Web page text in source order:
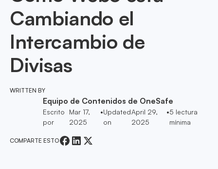
Cambiando el
Intercambio de
Divisas
WRITTEN BY
Equipo de Contenidos de OneSafe
Escrito
por
Mar 17,
2025
•Updated
on
April 29,
2025
•5 lectura
mínima
COMPARTE ESTO